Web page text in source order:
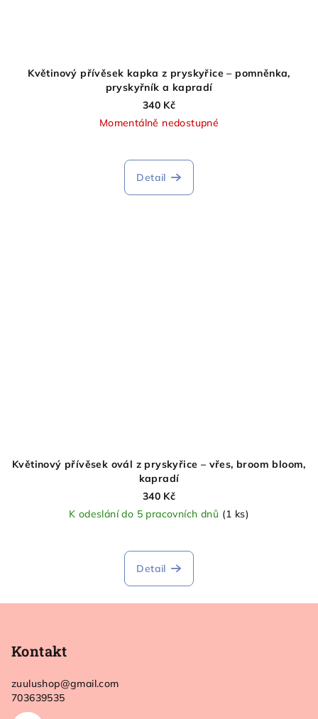
Květinový přívěsek kapka z pryskyřice – pomněnka,
pryskyřník a kapradí
340 Kč
Momentálně nedostupné
Detail
Květinový přívěsek ovál z pryskyřice – vřes, broom bloom,
kapradí
340 Kč
K odeslání do 5 pracovních dnů (1 ks)
Detail
Kontakt
zuulushop@gmail.com
703639535